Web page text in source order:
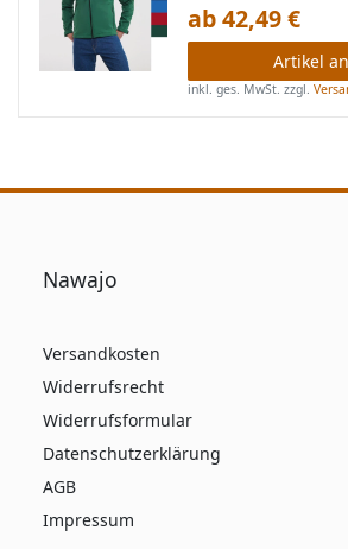
ab 42,49 €
Artikel
inkl. ges. MwSt. zzgl.
Nawajo
Versandkosten
Widerrufsrecht
Widerrufsformular
Datenschutzerklärung
AGB
Impressum